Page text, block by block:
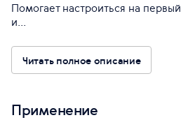
Помогает настроиться на
и...
Читать полное описание
Применение